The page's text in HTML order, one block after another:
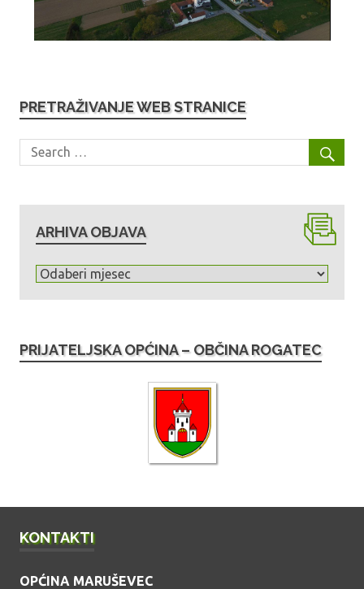
PRETRAŽIVANJE WEB STRANICE
ARHIVA OBJAVA
A
v
PRIJATELJSKA OPĆINA – OBČINA ROGATEC
KONTAKTI
OPĆINA MARUŠEVEC